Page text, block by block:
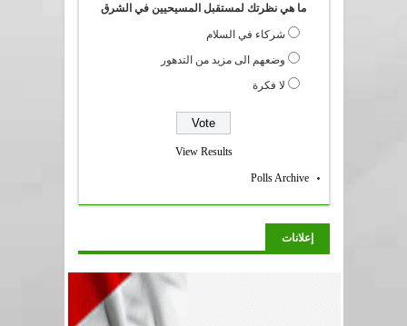
ما هي نظرتك لمستقبل المسيحيين في الشرق
شركاء في السلام
وضعهم الى مزيد من التدهور
لا فكرة
View Results
Polls Archive
إعلانات